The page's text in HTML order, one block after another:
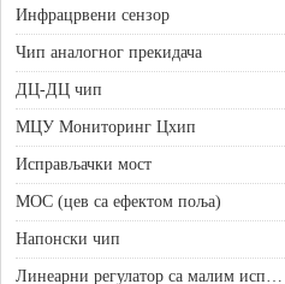
Инфрацрвени сензор
Чип аналогног прекидача
ДЦ-ДЦ чип
МЦУ Мониторинг Цхип
Исправљачки мост
МОС (цев са ефектом поља)
Напонски чип
Линеарни регулатор са малим испадањем (ЛДО)